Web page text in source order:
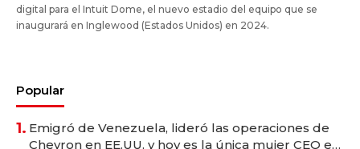
digital para el Intuit Dome, el nuevo estadio del equipo que se
inaugurará en Inglewood (Estados Unidos) en 2024.
Popular
1. Emigró de Venezuela, lideró las operaciones de
Chevron en EE.UU. y hoy es la única mujer CEO en